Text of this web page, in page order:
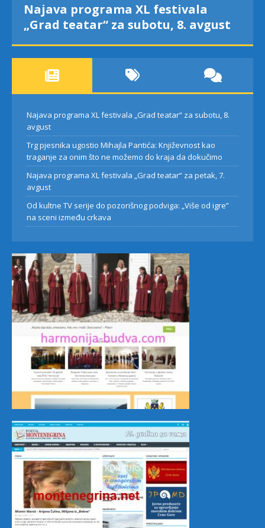
Najava programa XL festivala
„Grad teatar“ za subotu, 8. avgust
Najava programa XL festivala „Grad teatar“ za subotu, 8.
avgust
Trg pjesnika ugostio Mihajla Pantića: Književnost kao
traganje za onim što ne možemo do kraja da dokučimo
Najava programa XL festivala „Grad teatar“ za petak, 7.
avgust
Od kultne TV serije do pozorišnog podviga: „Više od igre”
na sceni između crkava